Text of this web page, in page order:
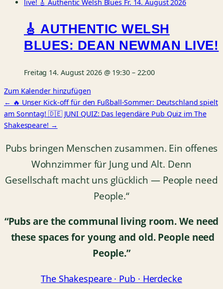
🎸 AUTHENTIC WELSH
BLUES: DEAN NEWMAN LIVE!
Freitag 14. August 2026 @ 19:30– 22:00
Zum Kalender hinzufügen
← 🔥 Unser Kick-off für den Fußball-Sommer: Deutschland spielt
am Sonntag! 🇩🇪 JUNI QUIZ: Das legendäre Pub Quiz im The
Shakespeare! →
Pubs bringen Menschen zusammen. Ein offenes
Wohnzimmer für Jung und Alt. Denn
Gesellschaft macht uns glücklich — People need
People.“
“Pubs are the communal living room.We need
these spaces for young and old.People need
People.”
The Shakespeare · Pub · Herdecke